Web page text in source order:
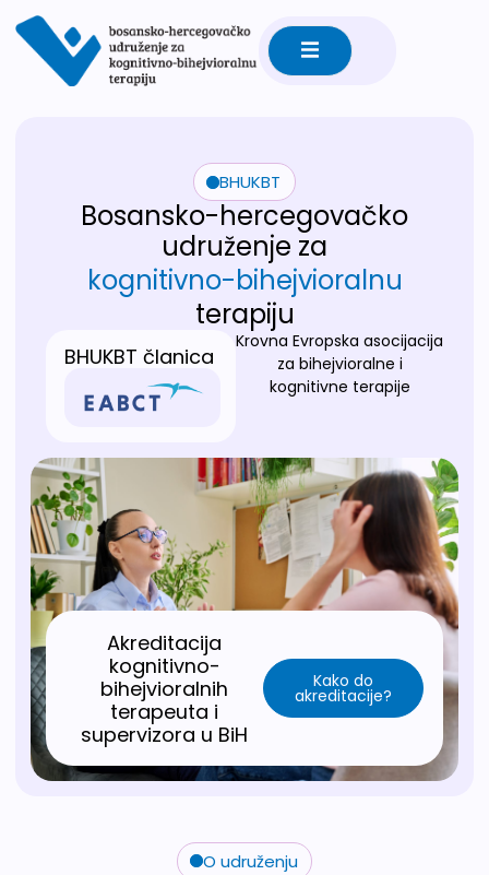
BHUKBT
Bosansko-hercegovačko
udruženje za
kognitivno-bihejvioralnu
terapiju
BHUKBT članica
Krovna Evropska asocijacija
za bihejvioralne i
kognitivne terapije
Akreditacija
kognitivno-
bihejvioralnih
terapeuta i
supervizora u BiH
Kako do
akreditacije?
O udruženju